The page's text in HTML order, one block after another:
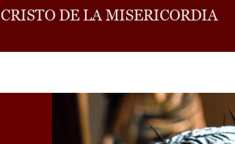
CRISTO DE LA MISERICORDIA